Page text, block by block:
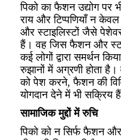
पिको का फैशन उद्योग पर
राय और टिप्पणियाँ न
और स्टाइलिस्टों जैसे
हैं। वह जिस फैशन और
कई लोगों द्वारा समर्थन
रुझानों में अग्रणी होता
को पेश करने, फैशन की
योगदान देने में भी सक्रिय
सामाजिक मुद्दों में रुचि
पिको को न सिर्फ फैशन और